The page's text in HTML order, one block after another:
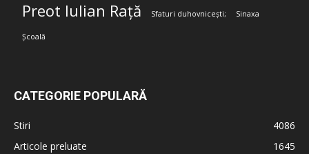
Preot Iulian Rață Sfaturi duhovnicești; Sinaxa
Școală
CATEGORIE POPULARĂ
Stiri
4086
Articole preluate
1645